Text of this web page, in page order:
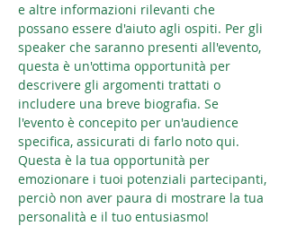
e altre informazioni rilevanti che
possano essere d'aiuto agli ospiti. Per gli
speaker che saranno presenti all'evento,
questa è un'ottima opportunità per
descrivere gli argomenti trattati o
includere una breve biografia. Se
l'evento è concepito per un'audience
specifica, assicurati di farlo noto qui.
Questa è la tua opportunità per
emozionare i tuoi potenziali partecipanti,
perciò non aver paura di mostrare la tua
personalità e il tuo entusiasmo!